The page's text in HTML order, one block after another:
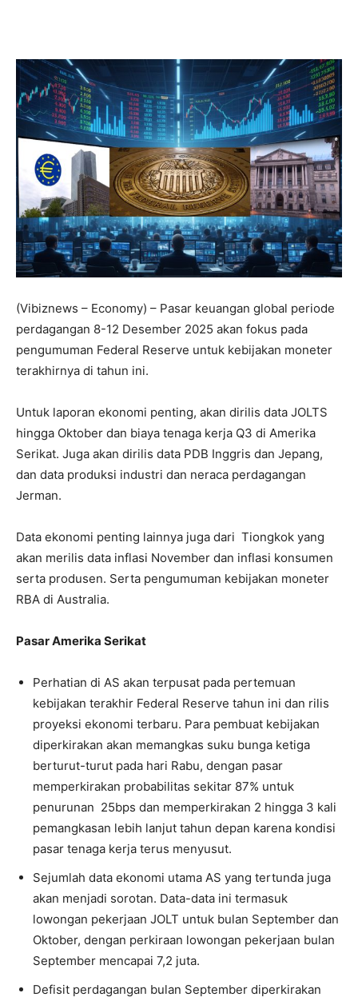
(Vibiznews – Economy) – Pasar keuangan global periode
perdagangan 8-12 Desember 2025 akan fokus pada
pengumuman Federal Reserve untuk kebijakan moneter
terakhirnya di tahun ini.
Untuk laporan ekonomi penting, akan dirilis data JOLTS
hingga Oktober dan biaya tenaga kerja Q3 di Amerika
Serikat. Juga akan dirilis data PDB Inggris dan Jepang,
dan data produksi industri dan neraca perdagangan
Jerman.
Data ekonomi penting lainnya juga dari Tiongkok yang
akan merilis data inflasi November dan inflasi konsumen
serta produsen. Serta pengumuman kebijakan moneter
RBA di Australia.
Pasar Amerika Serikat
Perhatian di AS akan terpusat pada pertemuan
kebijakan terakhir Federal Reserve tahun ini dan rilis
proyeksi ekonomi terbaru. Para pembuat kebijakan
diperkirakan akan memangkas suku bunga ketiga
berturut-turut pada hari Rabu, dengan pasar
memperkirakan probabilitas sekitar 87% untuk
penurunan 25bps dan memperkirakan 2 hingga 3 kali
pemangkasan lebih lanjut tahun depan karena kondisi
pasar tenaga kerja terus menyusut.
Sejumlah data ekonomi utama AS yang tertunda juga
akan menjadi sorotan. Data-data ini termasuk
lowongan pekerjaan JOLT untuk bulan September dan
Oktober, dengan perkiraan lowongan pekerjaan bulan
September mencapai 7,2 juta.
Defisit perdagangan bulan September diperkirakan